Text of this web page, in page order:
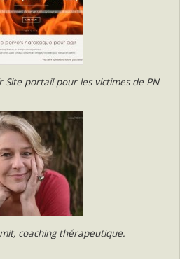
Site portail pour les victimes de PN
coaching thérapeutique.